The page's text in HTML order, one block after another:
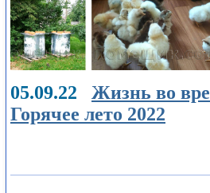
05.09.22 Жизнь во
Горячее лето 2022